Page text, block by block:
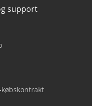
support
købskontrakt